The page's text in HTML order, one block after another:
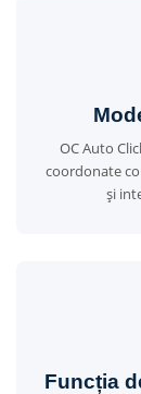
OC Auto
coordonate
și
Funcția